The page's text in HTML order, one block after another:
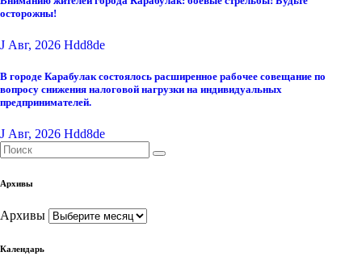
осторожны!
J Авг, 2026 Hdd8de
В городе Карабулак состоялось расширенное рабочее совещание по
вопросу снижения налоговой нагрузки на индивидуальных
предпринимателей.
J Авг, 2026 Hdd8de
Архивы
Архивы
Календарь